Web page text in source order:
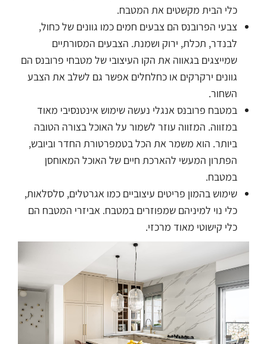
כלי הבית מקשטים את המטבח.
צבעי הפרובנס הם צבעים חמים כמו גוונים של כחול,
לבנדר, תכלת, ירוק ושמנת. הצבעים המסורתיים
שמייצגים בגאווה את הקו העיצובי של מטבחי פרובנס הם
גוונים ירקרקים או כחלחלים אפשר גם לשלב את הצבע
השחור.
במטבח פרובנס אנגלי נעשה שימוש אינטנסיבי מאוד
במזווה. המזווה עוזר לשמור על האוכל בצורה הטובה
ביותר. הוא משמר את הכל בטמפרטורת החדר וביובש,
הפתרון המעשי להארכת חיים של האוכל המאוחסן
במטבח.
שימוש בהמון פריטים עיצוביים כמו אגרטלים, סלסלאות,
כלי נוי למיניהם שמפוזרים במטבח. אביזרי המטבח הם
כלי קישוטי מאוד מרכזי.